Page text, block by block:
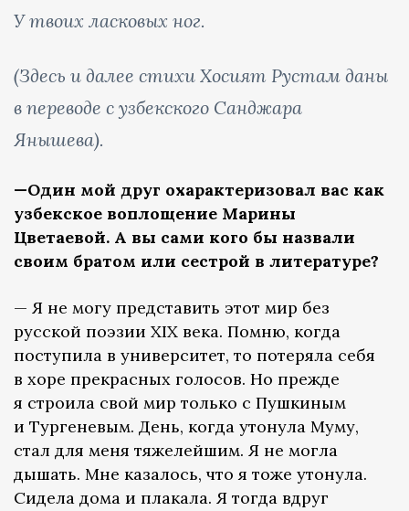
У твоих ласковых ног.
(Здесь и далее стихи Хосият Рустам даны
в переводе с узбекского Санджара
Янышева).
—Один мой друг охарактеризовал вас как
узбекское воплощение Марины
Цветаевой. А вы сами кого бы назвали
своим братом или сестрой в литературе?
— Я не могу представить этот мир без
русской поэзии XIX века. Помню, когда
поступила в университет, то потеряла себя
в хоре прекрасных голосов. Но прежде
я строила свой мир только с Пушкиным
и Тургеневым. День, когда утонула Муму,
стал для меня тяжелейшим. Я не могла
дышать. Мне казалось, что я тоже утонула.
Сидела дома и плакала. Я тогда вдруг